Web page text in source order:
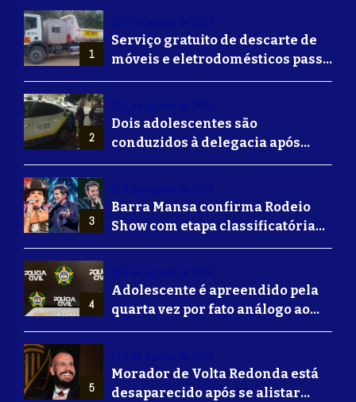
1
Serviço gratuito de descarte de
móveis e eletrodomésticos passa
a ser oferecido em Volta
2
Dois adolescentes são
conduzidos à delegacia após
suposta agressão a idoso em
3
Barra Mansa confirma Rodeio
Show com etapa classificatória
para Barretos e grandes nomes
4
Adolescente é apreendido pela
quarta vez por fato análogo ao
tráfico de drogas durante
Barra Mansa
5
Morador de Volta Redonda está
desaparecido após se alistar